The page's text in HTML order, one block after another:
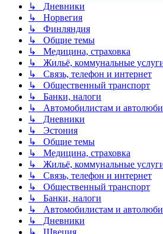
↳ Дневники
↳ Норвегия
↳ Финляндия
↳ Общие темы
↳ Медицина, страховка
↳ Жильё, коммунальные
↳ Связь, телефон и интернет
↳ Общественный транспорт
↳ Банки, налоги
↳ Автомобилистам и
↳ Дневники
↳ Эстония
↳ Общие темы
↳ Медицина, страховка
↳ Жильё, коммунальные
↳ Связь, телефон и интернет
↳ Общественный транспорт
↳ Банки, налоги
↳ Автомобилистам и
↳ Дневники
↳ Швеция